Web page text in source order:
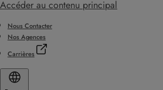
Accéder au contenu principal
Nous Contacter
Nos Agences
Carrières